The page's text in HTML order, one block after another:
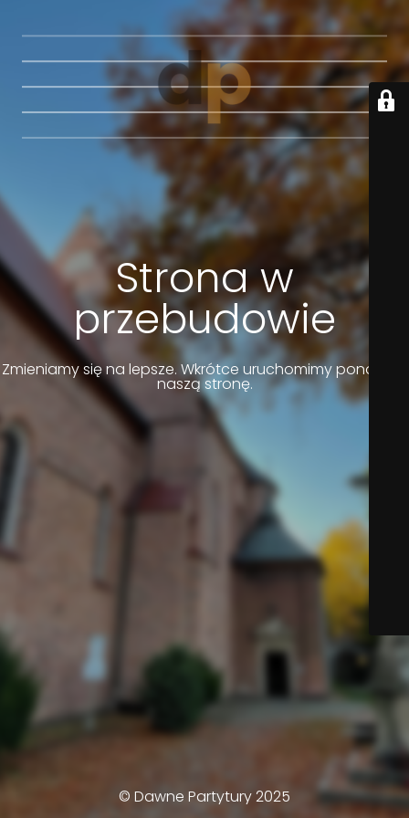
Strona w
przebudowie
Zmieniamy się na lepsze. Wkrótce uruchomimy ponownie
naszą stronę.
© Dawne Partytury 2025